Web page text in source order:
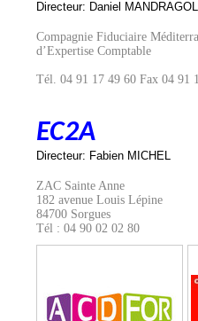
Directeur: Daniel
Compagnie Fiduciaire
d’Expertise Comptable
Tél. 04 91 17 49 60 Fax 04 91
EC2A
Directeur: Fabien MICHEL
ZAC Sainte Anne
182 avenue Louis Lépine
84700 Sorgues
Tél : 04 90 02 02 80